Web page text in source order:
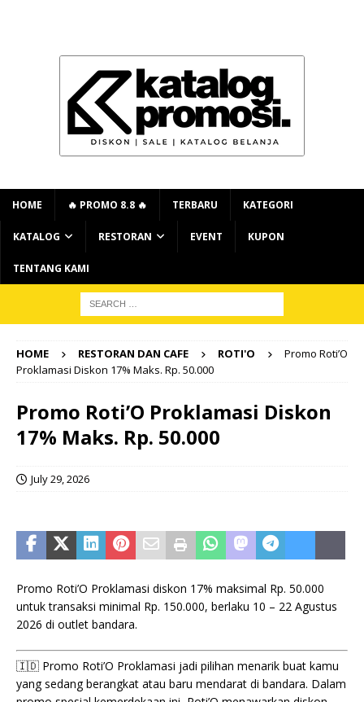
HOME 🔥 PROMO 8.8 🔥 TERBARU KATEGORI
KATALOG RESTORAN EVENT KUPON
TENTANG KAMI
HOME RESTORAN DAN CAFE ROTI'O
Promo Roti’O
Proklamasi Diskon 17% Maks. Rp. 50.000
Promo Roti’O Proklamasi Diskon
17% Maks. Rp. 50.000
July 29, 2026
Promo Roti’O Proklamasi diskon 17% maksimal Rp. 50.000
untuk transaksi minimal Rp. 150.000, berlaku 10 – 22 Agustus
2026 di outlet bandara.
🇮🇩 Promo Roti’O Proklamasi jadi pilihan menarik buat kamu
yang sedang berangkat atau baru mendarat di bandara. Dalam